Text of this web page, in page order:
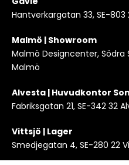
Hantverkargatan 33, SE-803
Malmö | Showroom
Malmö Designcenter, Södra
Malmö
Alvesta | Huvudkontor
Fabriksgatan 21, SE-342 32
Vittsjö | Lager
Smedjegatan 4, SE-280 22